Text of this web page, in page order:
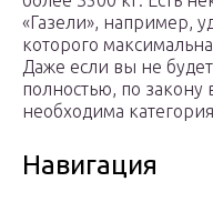
«Газели», например,
которого
Даже если вы не
полностью, по закону
необходима
Навигация